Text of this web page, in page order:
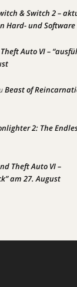
& Switch 2 –
Hard- und Software
Auto VI –
Beast of
2: The
Theft Auto VI –
am 27. August